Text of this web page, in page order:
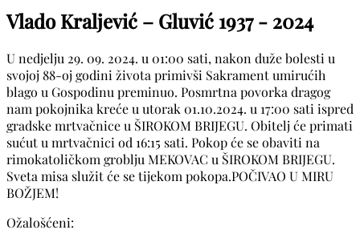
Vlado Kraljević – Gluvić 1937 - 2024
U nedjelju 29. 09. 2024. u 01:00 sati, nakon duže bolesti u
svojoj 88-oj godini života primivši Sakrament umirućih
blago u Gospodinu preminuo. Posmrtna povorka dragog
nam pokojnika kreće u utorak 01.10.2024. u 17:00 sati ispred
gradske mrtvačnice u ŠIROKOM BRIJEGU. Obitelj će primati
sućut u mrtvačnici od 16:15 sati. Pokop će se obaviti na
rimokatoličkom groblju MEKOVAC u ŠIROKOM BRIJEGU.
Sveta misa služit će se tijekom pokopa.POČIVAO U MIRU
BOŽJEM!
Ožalošćeni: